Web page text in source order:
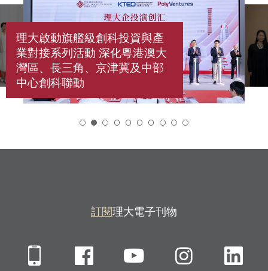
理大啟動旗艦級創科投資與產
業對接系列活動 深化粵港澳大
灣區、長三角、京津冀及中部
中心創科聯動
訂閱理大電子刊物
Mobile FacebookYouTube